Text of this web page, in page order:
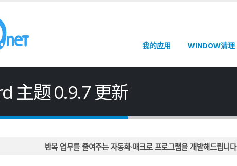
我的应用 WINDOW清理
主题 0.9.7 更新
반복 업무를 줄여주는 자동화·매크로 프로그램을 개발해드립니다